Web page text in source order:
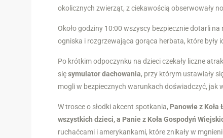
okolicznych zwierząt, z ciekawością obserwowały
Około godziny 10:00 wszyscy bezpiecznie dotarli na
ogniska i rozgrzewająca gorąca herbata, które były
Po krótkim odpoczynku na dzieci czekały liczne
sięsymulator dachowania, przy którym ustawiały
mogli w bezpiecznych warunkach doświadczyć, jak
W trosce o słodki akcent spotkania, Panowie z
wszystkich dzieci, a Panie z Koła Gospodyń
ruchaćcami i amerykankami, które znikały w